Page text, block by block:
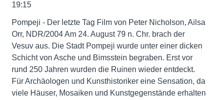
19:15
Pompeji - Der letzte Tag Film von Peter Nicholson, Ailsa
Orr, NDR/2004 Am 24. August 79 n. Chr. brach der
Vesuv aus. Die Stadt Pompeji wurde unter einer dicken
Schicht von Asche und Bimsstein begraben. Erst vor
rund 250 Jahren wurden die Ruinen wieder entdeckt.
Für Archäologen und Kunsthistoriker eine Sensation, da
viele Häuser, Mosaiken und Kunstgegenstände erhalten